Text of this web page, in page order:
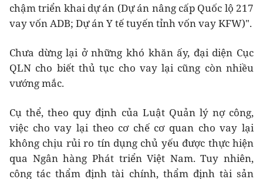
chậm triển khai dự án (Dự án nâng cấp Quốc lộ 217
vay vốn ADB; Dự án Y tế tuyến tỉnh vốn vay KFW)".
Chưa dừng lại ở những khó khăn ấy, đại diện Cục
QLN cho biết thủ tục cho vay lại cũng còn nhiều
vướng mắc.
Cụ thể, theo quy định của Luật Quản lý nợ công,
việc cho vay lại theo cơ chế cơ quan cho vay lại
không chịu rủi ro tín dụng chủ yếu được thực hiện
qua Ngân hàng Phát triển Việt Nam. Tuy nhiên,
công tác thẩm định tài chính, thẩm định tài sản